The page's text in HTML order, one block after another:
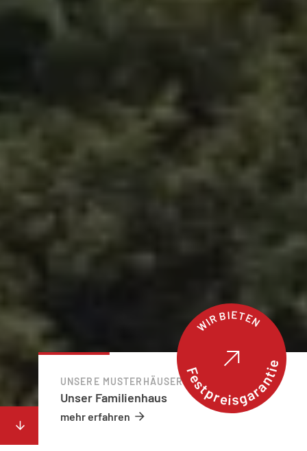
UNSERE MUSTERHÄUSER
Unser Familienhaus
mehr erfahren
WIR BIETEN
Festpreisgarantie